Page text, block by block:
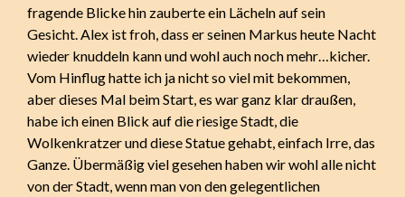
fragende Blicke hin zauberte ein Lächeln auf sein
Gesicht. Alex ist froh, dass er seinen Markus heute Nacht
wieder knuddeln kann und wohl auch noch mehr…kicher.
Vom Hinflug hatte ich ja nicht so viel mit bekommen,
aber dieses Mal beim Start, es war ganz klar draußen,
habe ich einen Blick auf die riesige Stadt, die
Wolkenkratzer und diese Statue gehabt, einfach Irre, das
Ganze. Übermäßig viel gesehen haben wir wohl alle nicht
von der Stadt, wenn man von den gelegentlichen